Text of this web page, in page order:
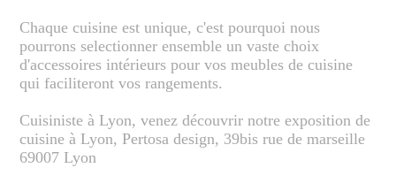
Chaque cuisine est unique, c'est pourquoi nous
pourrons selectionner ensemble un vaste choix
d'accessoires intérieurs pour vos meubles de cuisine
qui faciliteront vos rangements.
Cuisiniste à Lyon, venez découvrir notre exposition de
cuisine à Lyon, Pertosa design, 39bis rue de marseille
69007 Lyon